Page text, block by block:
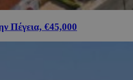
Πέγεια, €45,000